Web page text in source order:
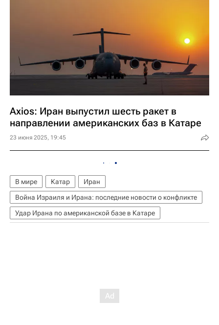
Axios: Иран выпустил шесть ракет в
направлении американских баз в Катаре
23 июня 2025, 19:45
В мире Катар
Иран
Война Израиля и Ирана: последние новости о конфликте
Удар Ирана по американской базе в Катаре